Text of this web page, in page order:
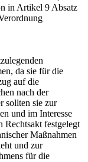
in Artikel 9 Absatz
da sie für die
auf die
nach der
sollten sie zur
und im Interesse
Rechtsakt festgelegt
Maßnahmen
und zur
für die